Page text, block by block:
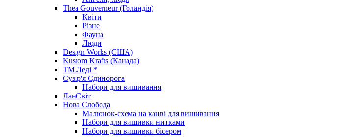
Thea Gouverneur (Голандія)
Квіти
Різне
Фауна
Люди
Design Works (США)
Kustom Krafts (Канада)
ТМ Леді *
Сузір'я Єдинорога
Набори для вишивання
ЛанСвіт
Нова Слобода
Малюнок-схема на канві для вишивання
Набори для вишивки нитками
Набори для вишивки бісером